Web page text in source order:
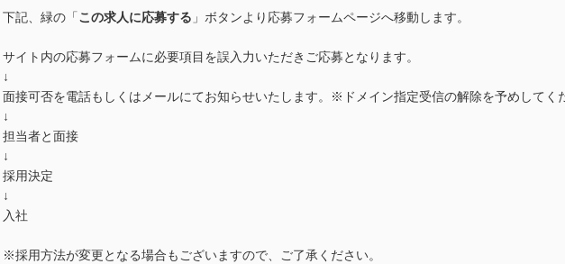
下記、緑の「この求人に応募する 」ボタンより応募フォームページへ移動します。
サイト内の応募フォームに必要項目を誤入力いただきご応募となります。
↓
面接可否を電話もしくはメールにてお知らせいたします。※ドメイン指定受信の解除を予めしてく
↓
担当者と面接
↓
採用決定
↓
入社
※採用方法が変更となる場合もございますので、ご了承ください。